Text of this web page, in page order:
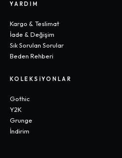
YARDIM
Kargo & Teslimat
İade & Değişim
Sık Sorulan Sorular
Beden Rehberi
KOLEKSIYONLAR
Gothic
Y2K
Grunge
İndirim